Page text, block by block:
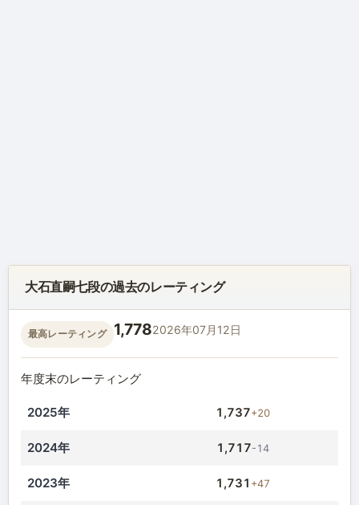
大石直嗣七段の過去のレーティング
最高レーティング 1,7782026年07月12日
年度末のレーティング
2025年 1,737+20
2024年 1,717-14
2023年 1,731 +47